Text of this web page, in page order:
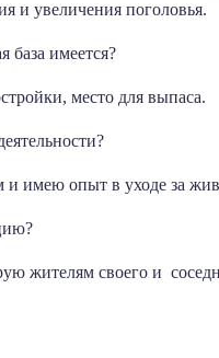
и увеличения поголовья.
база имеется?
место для выпаса.
и имею опыт в уходе за
жителям своего и